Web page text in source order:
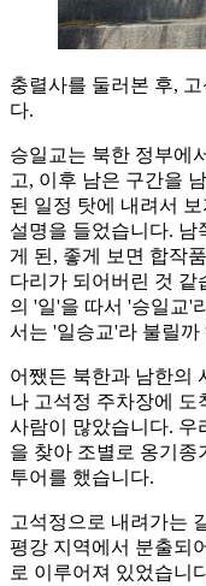
충렬사를 둘러본 후,
다.
승일교는 북한 정부에
고, 이후 남은 구간을
된 일정 탓에 내려서
설명을 들었습니다.
게 된, 좋게 보면 합작
다리가 되어버린 것 같
의 '일'을 따서 '승일교'
서는 '일승교'라 불릴
어쨌든 북한과 남한의
나 고석정 주차장에 도
사람이 많았습니다. 우
을 찾아 조별로 옹기종
투어를 했습니다.
고석정으로 내려가는
평강 지역에서 분출되
로 이루어져 있었습니